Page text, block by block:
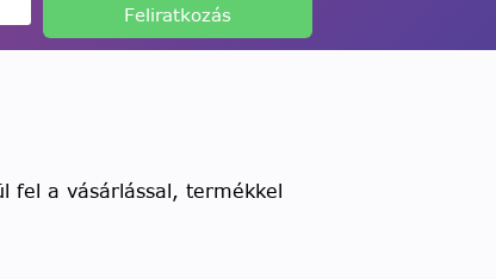
Feliratkozás
fel a vásárlással, termékkel